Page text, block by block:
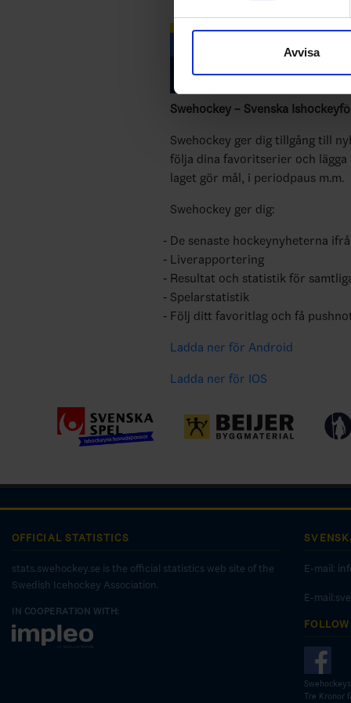
Vi använder
sociala medier och
till de sociala medier och
med annan information som
Avvisa
Swehockey – Svenska
Swehockey ger dig tillgång till
följa dina favoritserier och
laget gör mål, i periodpaus m.m.
Swehockey ger dig:
De senaste hockeynyheterna
Liverapportering
Resultat och statistik för
Spelarstatistik
Följ ditt favoritlag och få
Ladda ner för Android
Ladda ner för IOS
OFFICIAL STATISTICS
stats.swehockey.se is the official statistics web site of the
Swedish Icehockey Association.
IN COOPERATION WITH:
E-mail:
E-
Tre Kronor